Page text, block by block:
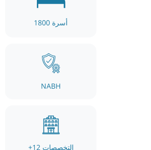
معتمد من NABH وNABL وISO وNAAC، ويُعتبر من المراكز الرائدة في
على مدار الساعة وتقدّم خدمات وفق المعايير
1800 أسرة
NABH
+12 التخصصات